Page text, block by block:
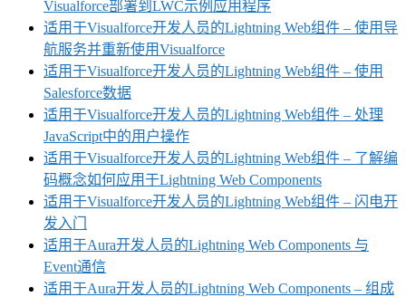
Visualforce部署到LWC示例应用程序
适用于Visualforce开发人员的Lightning Web组件 – 使用导
航服务并重新使用Visualforce
适用于Visualforce开发人员的Lightning Web组件 – 使用
Salesforce数据
适用于Visualforce开发人员的Lightning Web组件 – 处理
JavaScript中的用户操作
适用于Visualforce开发人员的Lightning Web组件 – 了解编
码概念如何应用于Lightning Web Components
适用于Visualforce开发人员的Lightning Web组件 – 闪电开
发入门
适用于Aura开发人员的Lightning Web Components 与
Event通信
适用于Aura开发人员的Lightning Web Components – 组成